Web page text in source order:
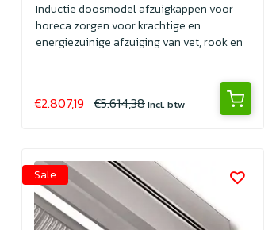
Inductie doosmodel afzuigkappen voor
horeca zorgen voor krachtige en
energiezuinige afzuiging van vet, rook en
€2.807,19 €5.614,38Incl. btw
Sale